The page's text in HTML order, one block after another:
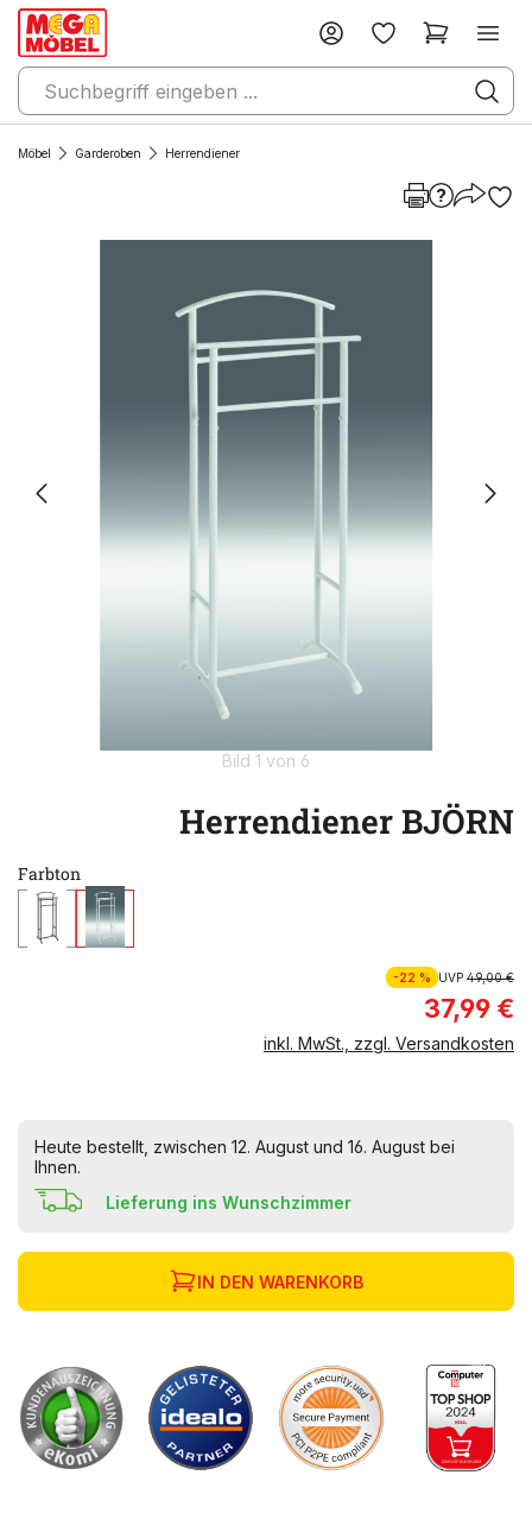
Möbel Garderoben Herrendiener
Bild 1 von 6
Herrendiener BJÖRN
Farbton
-22 % UVP49,00 €
37,99 €
inkl. MwSt., zzgl. Versandkosten
Heute bestellt, zwischen 12. August und 16. August bei
Ihnen.
Lieferung ins Wunschzimmer
IN DEN WARENKORB